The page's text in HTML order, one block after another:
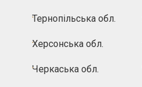
Тернопільська обл.
Херсонська обл.
Черкаська обл.